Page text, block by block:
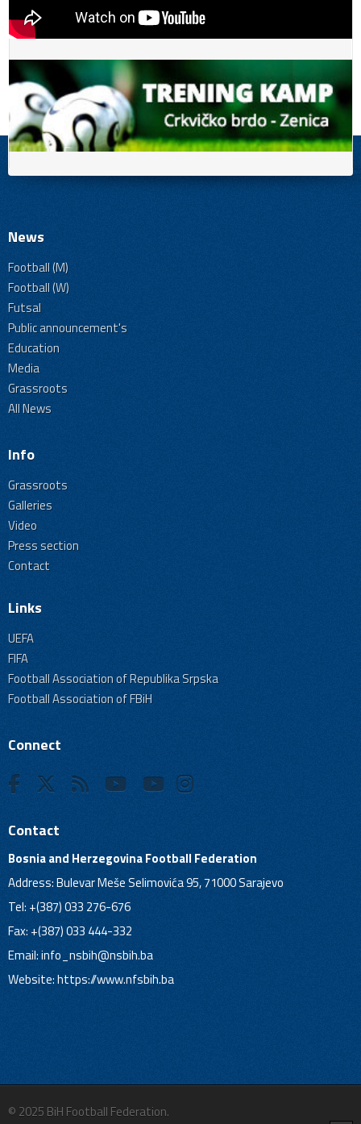
News
Football (M)
Football (W)
Futsal
Public announcement's
Education
Media
Grassroots
All News
Info
Grassroots
Galleries
Video
Press section
Contact
Links
UEFA
FIFA
Football Association of Republika Srpska
Football Association of FBiH
Connect
Contact
Bosnia and Herzegovina Football Federation
Address: Bulevar Meše Selimovića 95, 71000 Sarajevo
Tel: +(387) 033 276-676
Fax: +(387) 033 444-332
Email:info_nsbih@nsbih.ba
Website: https://www.nfsbih.ba
© 2025 BiH Football Federation.